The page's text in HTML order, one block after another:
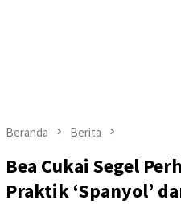
Beranda Berita
Bea Cukai Segel
Praktik ‘Spanyol’